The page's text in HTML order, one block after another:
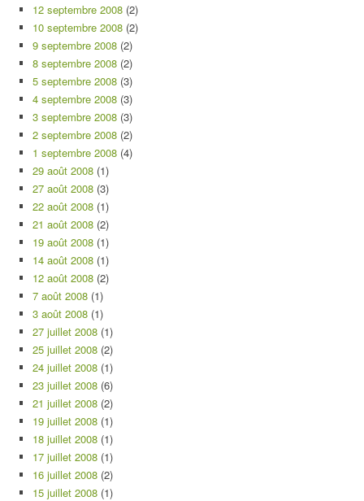
12 septembre 2008 (2)
10 septembre 2008 (2)
9 septembre 2008 (2)
8 septembre 2008 (2)
5 septembre 2008 (3)
4 septembre 2008 (3)
3 septembre 2008 (3)
2 septembre 2008 (2)
1 septembre 2008 (4)
29 août 2008 (1)
27 août 2008 (3)
22 août 2008 (1)
21 août 2008 (2)
19 août 2008 (1)
14 août 2008 (1)
12 août 2008 (2)
7 août 2008 (1)
3 août 2008 (1)
27 juillet 2008 (1)
25 juillet 2008 (2)
24 juillet 2008 (1)
23 juillet 2008 (6)
21 juillet 2008 (2)
19 juillet 2008 (1)
18 juillet 2008 (1)
17 juillet 2008 (1)
16 juillet 2008 (2)
15 juillet 2008 (1)